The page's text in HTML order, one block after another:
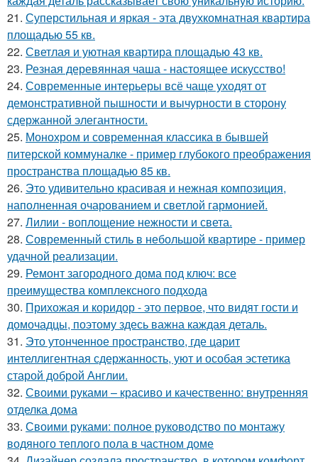
21. Суперстильная и яркая - эта двухкомнатная квартира
площадью 55 кв.
22. Светлая и уютная квартира площадью 43 кв.
23. Резная деревянная чаша - настоящее искусство!
24. Современные интерьеры всё чаще уходят от
демонстративной пышности и вычурности в сторону
сдержанной элегантности.
25. Монохром и современная классика в бывшей
питерской коммуналке - пример глубокого преображения
пространства площадью 85 кв.
26. Это удивительно красивая и нежная композиция,
наполненная очарованием и светлой гармонией.
27. Лилии - воплощение нежности и света.
28. Современный стиль в небольшой квартире - пример
удачной реализации.
29. Ремонт загородного дома под ключ: все
преимущества комплексного подхода
30. Прихожая и коридор - это первое, что видят гости и
домочадцы, поэтому здесь важна каждая деталь.
31. Это утонченное пространство, где царит
интеллигентная сдержанность, уют и особая эстетика
старой доброй Англии.
32. Своими руками – красиво и качественно: внутренняя
отделка дома
33. Своими руками: полное руководство по монтажу
водяного теплого пола в частном доме